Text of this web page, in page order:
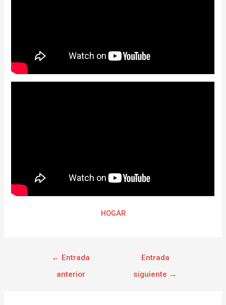
HOGAR
← Entrada
anterior
Entrada
siguiente →